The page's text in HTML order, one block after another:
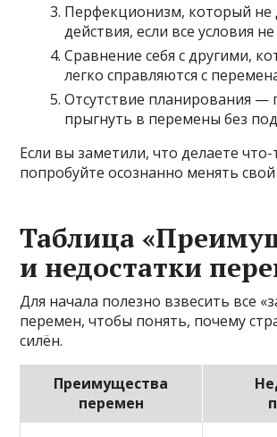
Перфекционизм, который не
действия, если все условия
Сравнение себя с другими,
легко справляются с
Отсутствие планирования —
прыгнуть в перемены без
Если вы заметили, что делаете что-
попробуйте осознанно менять
Таблица
и недостатки
Для начала полезно взвесить все
перемен, чтобы понять, почему
силён.
Преимущества
перемен